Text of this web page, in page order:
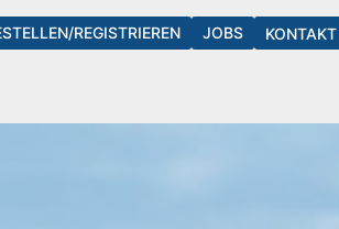
REGISTRIEREN JOBS KONTAKT